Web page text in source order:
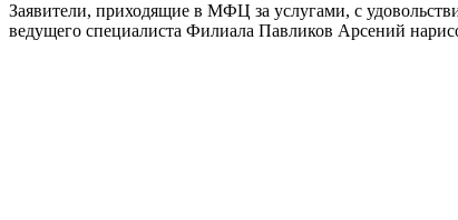
Заявители, приходящие в МФЦ за услугами, с
ведущего специалиста Филиала Павликов Арсений